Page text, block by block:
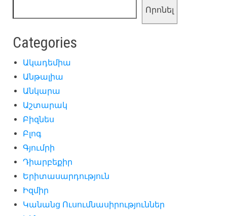
Որոնել
Categories
Ակադեմիա
Անթալիա
Անկարա
Աշտարակ
Բիզնես
Բլոգ
Գյումրի
Դիարբեքիր
Երիտասարդություն
Իզմիր
Կանանց Ուսումնասիրություններ